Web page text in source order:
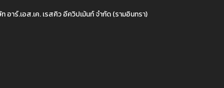
อาร์.เอส.เค. เรสคิว อีควิปเม้นท์ จำกัด (รามอินทรา)